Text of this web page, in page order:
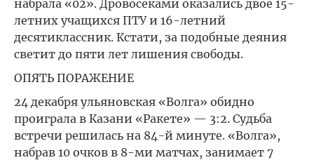
набрала «02». Дровосеками оказались двое 15-
летних учащихся ПТУ и 16-летний
десятиклассник. Кстати, за подобные деяния
светит до пяти лет лишения свободы.
ОПЯТЬ ПОРАЖЕНИЕ
24 декабря ульяновская «Волга» обидно
проиграла в Казани «Ракете» — 3:2. Судьба
встречи решилась на 84-й минуте. «Волга»,
набрав 10 очков в 8-ми матчах, занимает 7